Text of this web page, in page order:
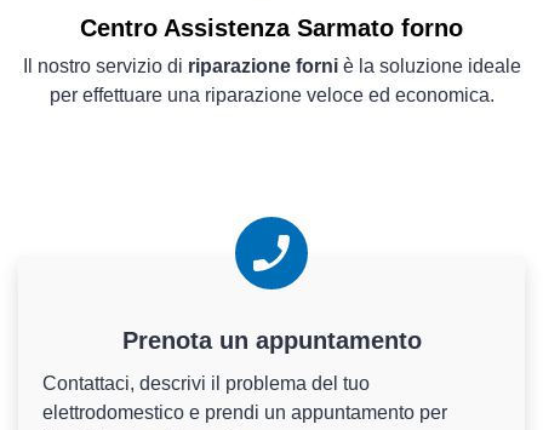
Centro Assistenza Sarmato forno
Il nostro servizio di riparazione forniè la soluzione ideale
per effettuare una riparazione veloce ed economica.
Prenota un appuntamento
Contattaci, descrivi il problema del tuo
elettrodomestico e prendi un appuntamento per